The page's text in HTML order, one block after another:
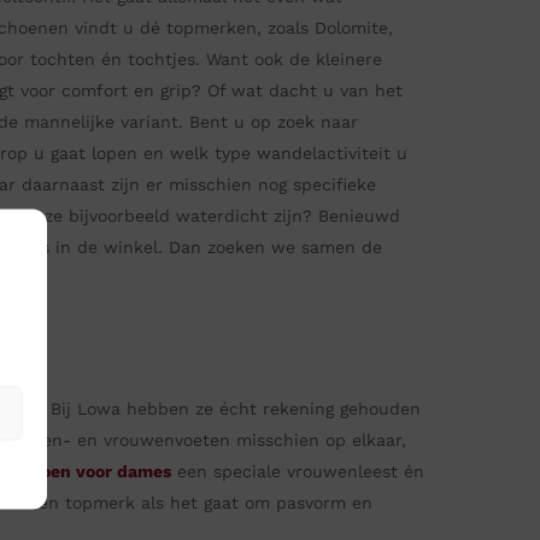
vindt u dé topmerken, zoals Dolomite,
tochten én tochtjes. Want ook de kleinere
voor comfort en grip? Of wat dacht u van het
mannelijke variant. Bent u op zoek naar
u gaat lopen en welk type wandelactiviteit u
daarnaast zijn er misschien nog specifieke
ze bijvoorbeeld waterdicht zijn? Benieuwd
in de winkel. Dan zoeken we samen de
Bij Lowa hebben ze écht rekening gehouden
en vrouwenvoeten misschien op elkaar,
voor dames een speciale vrouwenleest én
een topmerk als het gaat om pasvorm en